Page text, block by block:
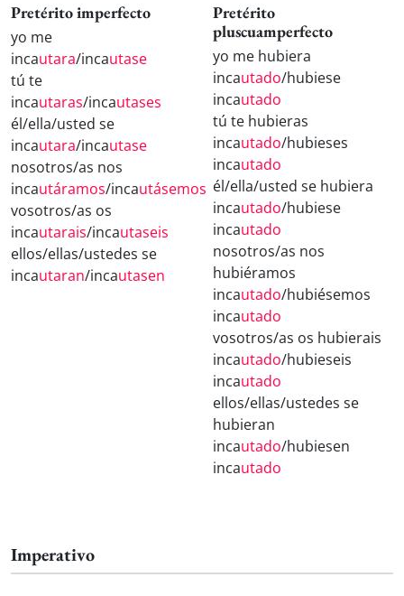
Pretérito imperfecto
yo me
incautara/incautase
tú te
incautaras/incautases
él/ella/usted se
incautara/incautase
nosotros/as nos
incautáramos/incautásemos
vosotros/as os
incautarais/incautaseis
ellos/ellas/ustedes se
incautaran/incautasen
Pretérito
pluscuamperfecto
yo me hubiera
incautado/hubiese
incautado
tú te hubieras
incautado/hubieses
incautado
él/ella/usted se hubiera
incautado/hubiese
incautado
nosotros/as nos
hubiéramos
incautado/hubiésemos
incautado
vosotros/as os hubierais
incautado/hubieseis
incautado
ellos/ellas/ustedes se
hubieran
incautado/hubiesen
incautado
Imperativo